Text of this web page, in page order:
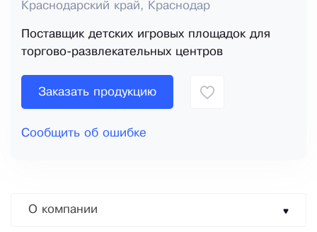
Краснодарский край, Краснодар
Поставщик детских игровых площадок для
торгово-развлекательных центров
Заказать продукцию
Сообщить об ошибке
О компании